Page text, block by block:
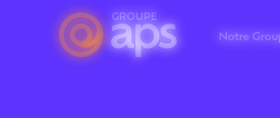
Notre
Panneau de gestion des cookies